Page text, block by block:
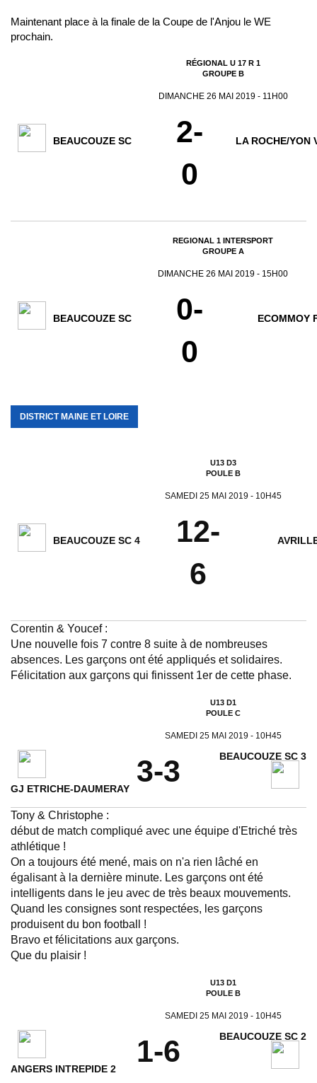
Maintenant place à la finale de la Coupe de l'Anjou le WE
prochain.
RÉGIONAL U 17 R 1
GROUPE B
DIMANCHE 26 MAI 2019 - 11H00
BEAUCOUZE SC
2-
0
LA ROCHE/YON
REGIONAL 1 INTERSPORT
GROUPE A
DIMANCHE 26 MAI 2019 - 15H00
BEAUCOUZE SC
0-
0
ECOMMOY
DISTRICT MAINE ET LOIRE
U13 D3
POULE B
SAMEDI 25 MAI 2019 - 10H45
BEAUCOUZE SC 4
12-
6
Corentin & Youcef :
Une nouvelle fois 7 contre 8 suite à de nombreuses
absences. Les garçons ont été appliqués et solidaires.
Félicitation aux garçons qui finissent 1er de cette phase.
U13 D1
POULE C
SAMEDI 25 MAI 2019 - 10H45
GJ ETRICHE-DAUMERAY
3-3 BEAUCOUZE SC 3
Tony & Christophe :
début de match compliqué avec une équipe d'Etriché très
athlétique !
On a toujours été mené, mais on n'a rien lâché en
égalisant à la dernière minute. Les garçons ont été
intelligents dans le jeu avec de très beaux mouvements.
Quand les consignes sont respectées, les garçons
produisent du bon football !
Bravo et félicitations aux garçons.
Que du plaisir !
U13 D1
POULE B
SAMEDI 25 MAI 2019 - 10H45
ANGERS INTREPIDE 2
1-6 BEAUCOUZE SC 2